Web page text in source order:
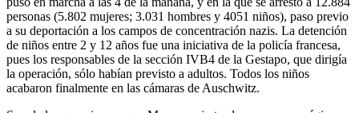
personas (5.802 mujeres; 3.031 hombres y 4051 niños), paso previo
a su deportación a los campos de concentración nazis. La detención
de niños entre 2 y 12 años fue una iniciativa de la policía francesa,
pues los responsables de la sección IVB4 de la Gestapo, que dirigía
la operación, sólo habían previsto a adultos. Todos los niños
acabaron finalmente en las cámaras de Auschwitz.